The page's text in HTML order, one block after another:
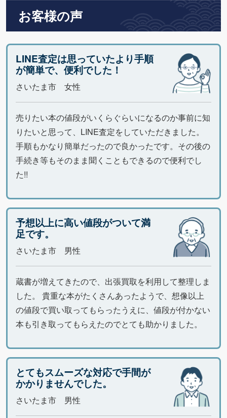
お客様の声
LINE査定は思っていたより手順
が簡単で、便利でした！
さいたま市 女性
売りたい本の値段がいくらぐらいになるのか事前に知
りたいと思って、LINE査定をしていただきました。
手順もかなり簡単だったので良かったです。その後の
手続き等もそのまま聞くこともできるので便利でし
た!!
予想以上に高い値段がついて満
足です。
さいたま市 男性
蔵書が増えてきたので、出張買取を利用して整理しま
した。 貴重な本がたくさんあったようで、想像以上
の値段で買い取ってもらったうえに、値段が付かない
本も引き取ってもらえたのでとても助かりました。
とてもスムーズな対応で手間が
かかりませんでした。
さいたま市 男性